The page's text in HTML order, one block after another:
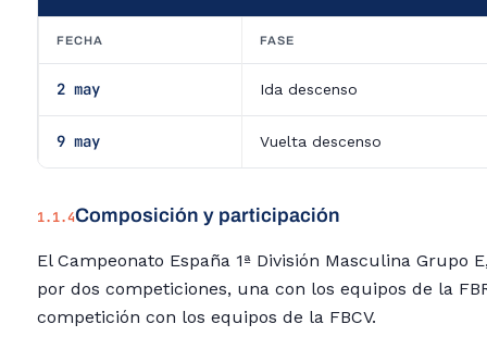
FECHA FASE
2 may Ida descenso
9 may Vuelta descenso
1.1.4Composición y participación
El Campeonato España 1ª División Masculina Grupo
por dos competiciones, una con los equipos de la
competición con los equipos de la FBCV.